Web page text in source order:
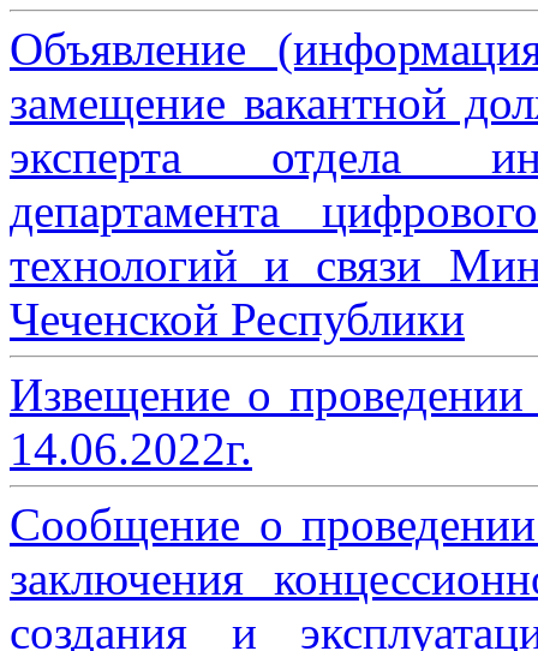
Объявление
замещение вакантной
эксперта отдела
департамента
технологий и связи
Чеченской Республики
Извещение о
14.06.2022г.
Сообщение о
заключения
создания и